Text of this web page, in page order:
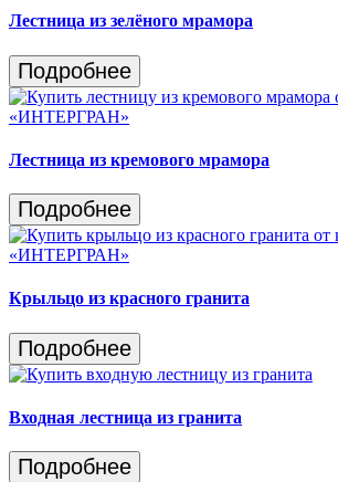
Лестница из зелёного мрамора
Подробнее
Лестница из кремового мрамора
Подробнее
Крыльцо из красного гранита
Подробнее
Входная лестница из гранита
Подробнее